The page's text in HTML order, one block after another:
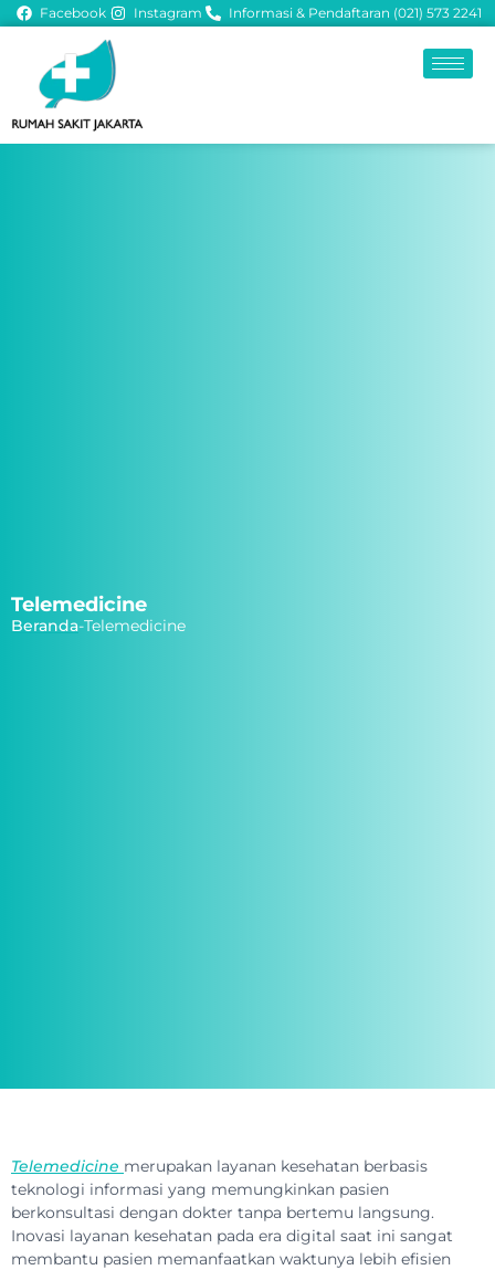
Facebook Instagram Informasi & Pendaftaran (021) 573 2241
Telemedicine
Beranda-Telemedicine
Telemedicine merupakan layanan kesehatan berbasis
teknologi informasi yang memungkinkan pasien
berkonsultasi dengan dokter tanpa bertemu langsung.
Inovasi layanan kesehatan pada era digital saat ini sangat
membantu pasien memanfaatkan waktunya lebih efisien